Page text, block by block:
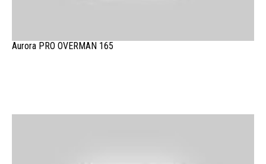
Aurora PRO OVERMAN 165